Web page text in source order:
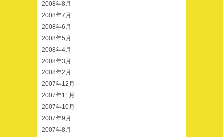
2008年8月
2008年7月
2008年6月
2008年5月
2008年4月
2008年3月
2008年2月
2007年12月
2007年11月
2007年10月
2007年9月
2007年8月